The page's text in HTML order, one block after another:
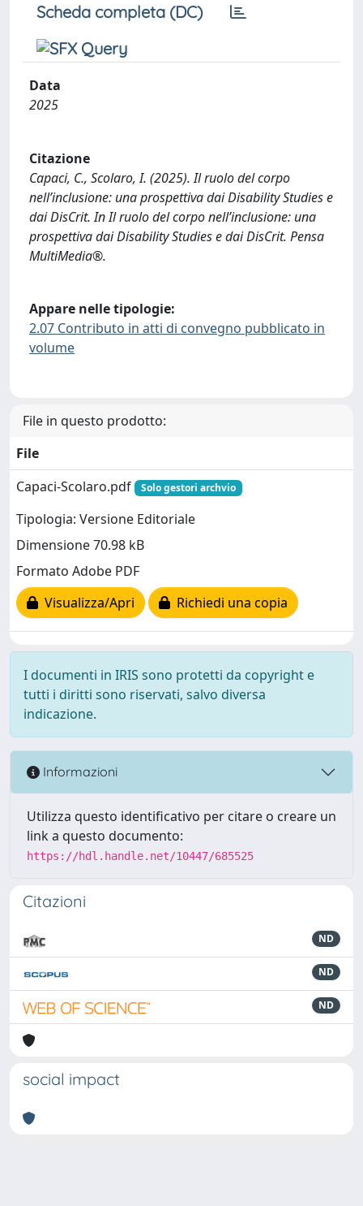
Scheda completa (DC)
Data
2025
Citazione
Capaci, C., Scolaro, I. (2025). Il ruolo del corpo
nell’inclusione: una prospettiva dai Disability Studies e
dai DisCrit. In Il ruolo del corpo nell’inclusione: una
prospettiva dai Disability Studies e dai DisCrit. Pensa
MultiMedia®.
Appare nelle tipologie:
2.07 Contributo in atti di convegno pubblicato in
volume
File in questo prodotto:
File
Capaci-Scolaro.pdf
Solo gestori archvio
Tipologia: Versione Editoriale
Dimensione 70.98 kB
Formato Adobe PDF
Visualizza/Apri
Richiedi una copia
I documenti in IRIS sono protetti da copyright e
tutti i diritti sono riservati, salvo diversa
indicazione.
Informazioni
Utilizza questo identificativo per citare o creare un
link a questo documento:
https://hdl.handle.net/10447/685525
Citazioni
ND
ND
ND
social impact